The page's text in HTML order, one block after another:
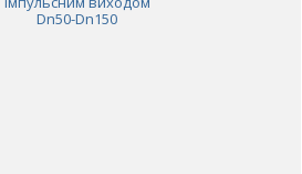
Dn50-Dn150